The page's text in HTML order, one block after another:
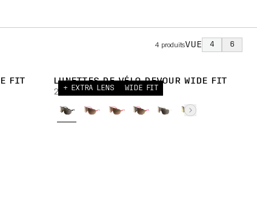
4 produitsVUE 4 6
FIT
+ EXTRA LENS WIDE FIT
LUNETTES DE VÉLO DEVOUR WIDE FIT
299,00 CHF